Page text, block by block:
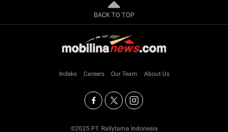
BACK TO TOP
Indeks Careers Our Team About Us
©2025 PT. Rallytama Indonesia